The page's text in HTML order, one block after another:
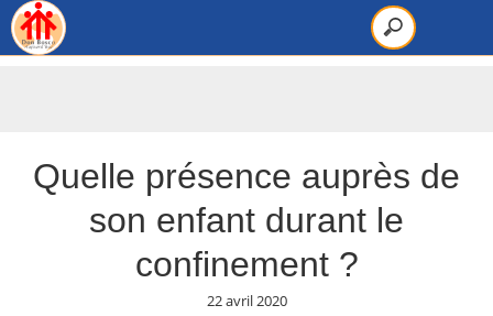
Quelle présence auprès de
son enfant durant le
confinement ?
22 avril 2020